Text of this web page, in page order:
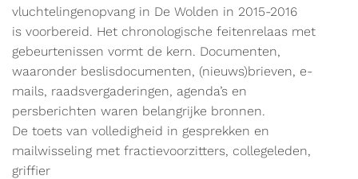
vluchtelingenopvang in De Wolden in 2015-2016
is voorbereid. Het chronologische feitenrelaas met
gebeurtenissen vormt de kern. Documenten,
waaronder beslisdocumenten, (nieuws)brieven, e-
mails, raadsvergaderingen, agenda’s en
persberichten waren belangrijke bronnen.
De toets van volledigheid in gesprekken en
mailwisseling met fractievoorzitters, collegeleden,
griffier